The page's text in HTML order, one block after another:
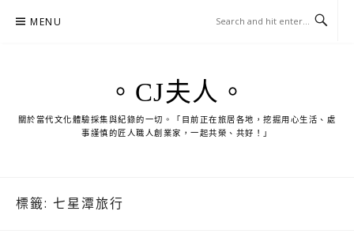
MENU
。CJ夫人。
關於當代文化體驗採集與紀錄的一切。「目前正在旅居各地，挖掘用心生活、處
事謹慎的匠人職人創業家，一起共榮、共好！」
標籤: 七星潭旅行